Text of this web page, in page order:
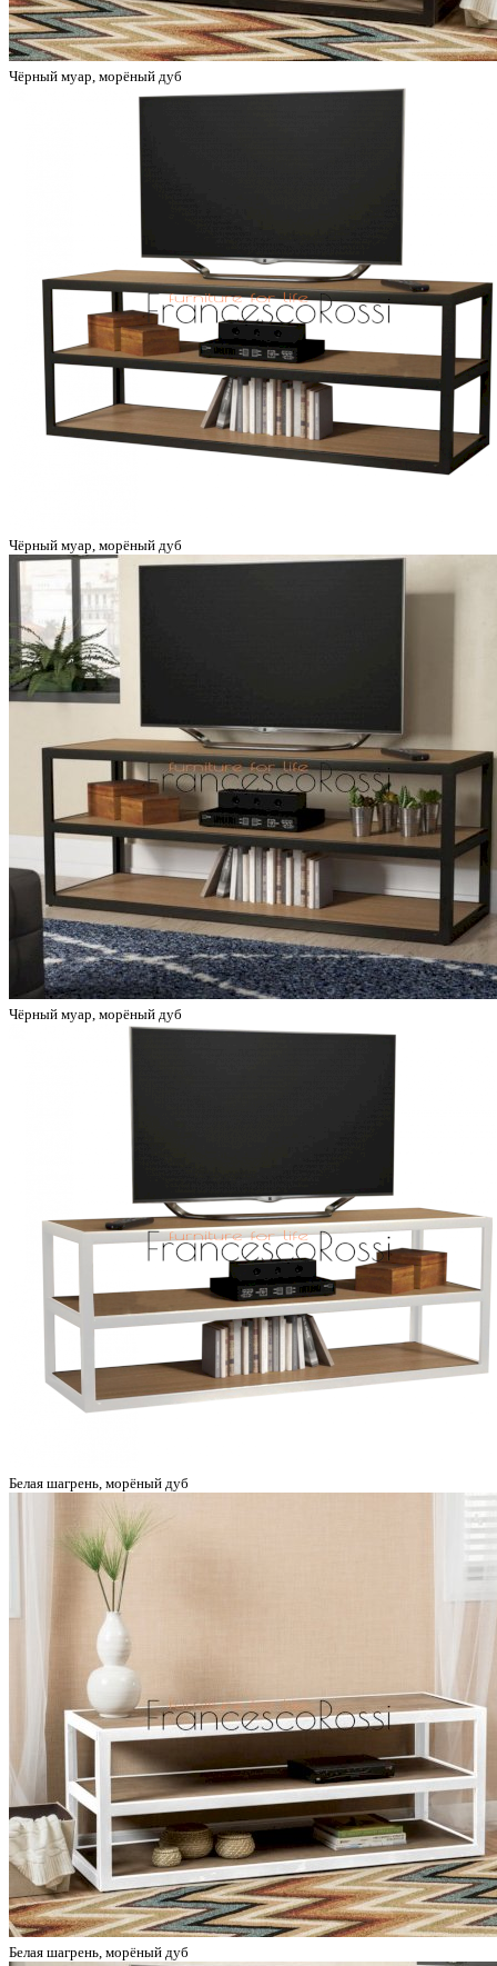
Чёрный муар, морёный дуб
Чёрный муар, морёный дуб
Чёрный муар, морёный дуб
Белая шагрень, морёный дуб
Белая шагрень, морёный дуб